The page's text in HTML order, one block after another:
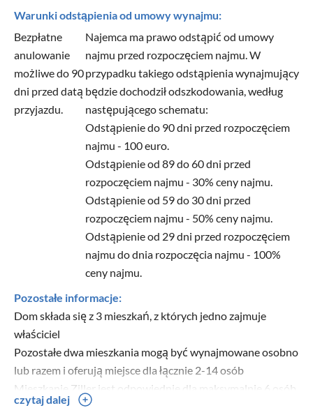
Warunki odstąpienia od umowy wynajmu:
Bezpłatne
anulowanie
możliwe do 90
dni przed datą
przyjazdu.
Najemca ma prawo odstąpić od umowy
najmu przed rozpoczęciem najmu. W
przypadku takiego odstąpienia wynajmujący
będzie dochodził odszkodowania, według
następującego schematu:
Odstąpienie do 90 dni przed rozpoczęciem
najmu - 100 euro.
Odstąpienie od 89 do 60 dni przed
rozpoczęciem najmu - 30% ceny najmu.
Odstąpienie od 59 do 30 dni przed
rozpoczęciem najmu - 50% ceny najmu.
Odstąpienie od 29 dni przed rozpoczęciem
najmu do dnia rozpoczęcia najmu - 100%
ceny najmu.
Pozostałe informacje:
Dom składa się z 3 mieszkań, z których jedno zajmuje
właściciel
Pozostałe dwa mieszkania mogą być wynajmowane osobno
lub razem i oferują miejsce dla łącznie 2-14 osób
Mieszkanie Ziller jest odpowiednie dla maksymalnie 6 osób,
czytaj dalej